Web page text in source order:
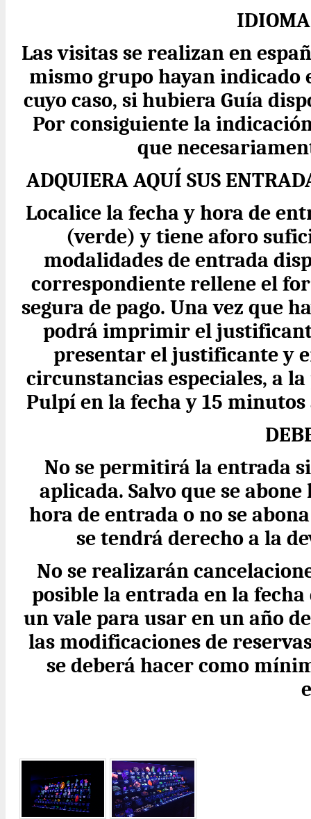
Las visitas se realizan en
mismo grupo hayan indicado
cuyo caso, si hubiera Guía
Por consiguiente la
que
ADQUIERA AQUÍ SUS
Localice la fecha y hora de
(verde) y tiene aforo
modalidades de entrada
correspondiente rellene el
segura de pago. Una vez que
podrá imprimir el
presentar el justificante y
circunstancias especiales, a
Pulpí en la fecha y 15
No se permitirá la entrada
aplicada. Salvo que se
hora de entrada o no se
se tendrá derecho a la
No se realizarán
posible la entrada en la
un vale para usar en un año
las modificaciones de
se deberá hacer como